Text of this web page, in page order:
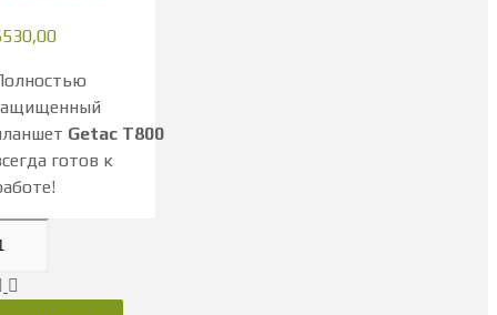
530,00
Getac T800
готов к